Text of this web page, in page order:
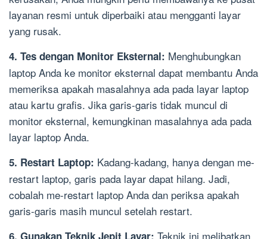
layanan resmi untuk diperbaiki atau mengganti layar
yang rusak.
4. Tes dengan Monitor Eksternal: Menghubungkan
laptop Anda ke monitor eksternal dapat membantu Anda
memeriksa apakah masalahnya ada pada layar laptop
atau kartu grafis. Jika garis-garis tidak muncul di
monitor eksternal, kemungkinan masalahnya ada pada
layar laptop Anda.
5. Restart Laptop: Kadang-kadang, hanya dengan me-
restart laptop, garis pada layar dapat hilang. Jadi,
cobalah me-restart laptop Anda dan periksa apakah
garis-garis masih muncul setelah restart.
6. Gunakan Teknik Jepit Layar: Teknik ini melibatkan